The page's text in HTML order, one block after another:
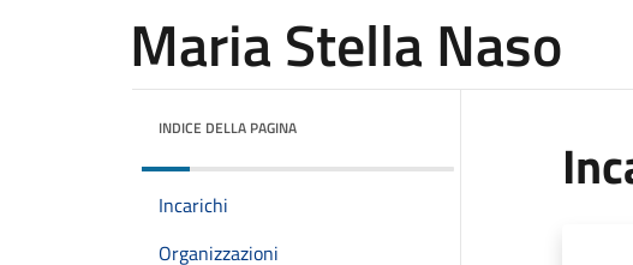
Maria Stella Naso
INDICE DELLA PAGINA
Incarichi
Organizzazioni